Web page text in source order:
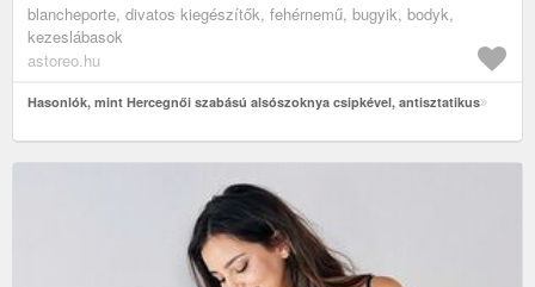
blancheporte, divatos kiegészítők, fehérnemű, bugyik, bodyk,
kezeslábasok
astoreo.hu
Hasonlók, mint Hercegnői szabású alsószoknya csipkével, antisztatikus